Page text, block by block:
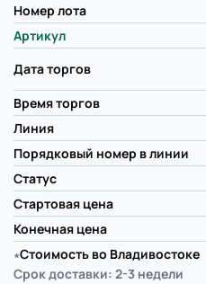
Номер лота
Артикул
Дата торгов
Время торгов
Линия
Порядковый номер в линии
Статус
Стартовая цена
Конечная цена
∗Стоимость во Владивостоке
Срок доставки: 2-3 недели